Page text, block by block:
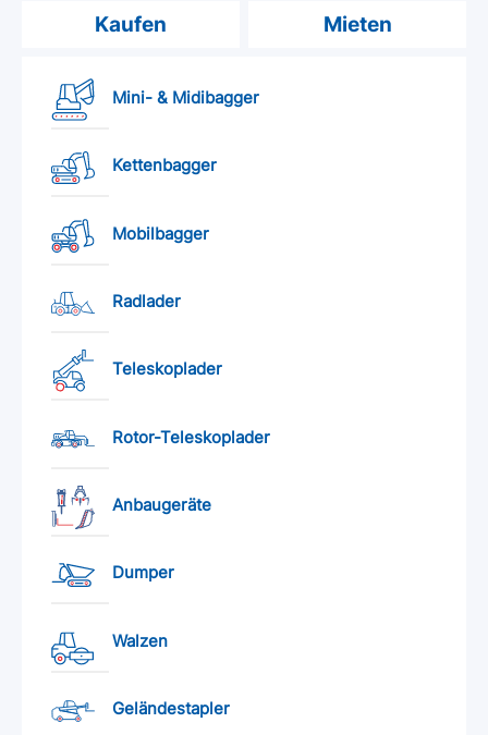
Kaufen Mieten
Mini- & Midibagger
Kettenbagger
Mobilbagger
Radlader
Teleskoplader
Rotor-Teleskoplader
Anbaugeräte
Dumper
Walzen
Geländestapler